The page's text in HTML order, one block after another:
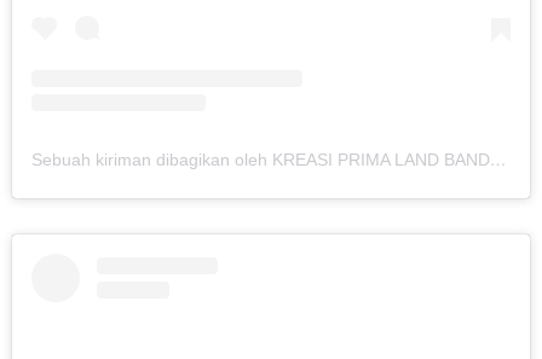
Sebuah kiriman dibagikan oleh KREASI PRIMA LAND BANDUNG (@kreasiland.bandung)